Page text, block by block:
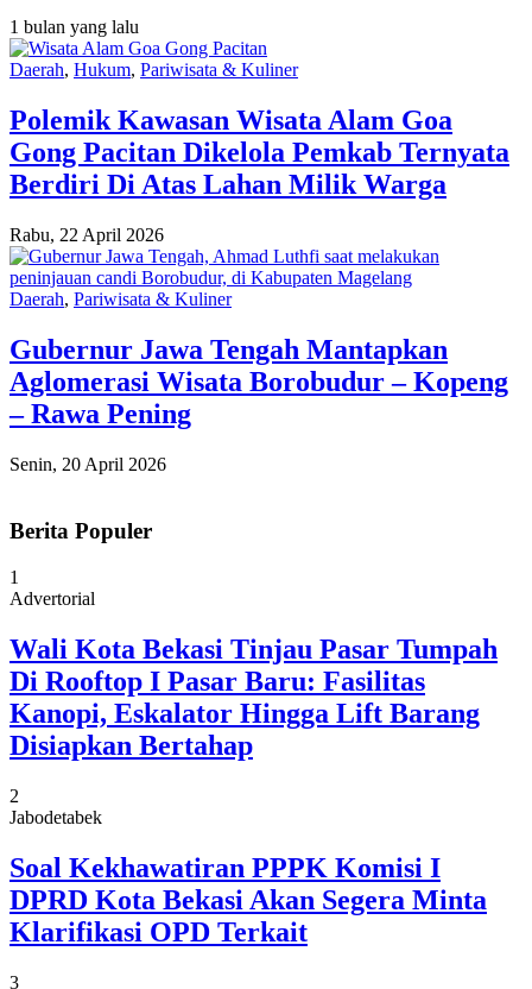
1 bulan yang lalu
Daerah, Hukum, Pariwisata & Kuliner
Polemik Kawasan Wisata Alam Goa
Gong Pacitan Dikelola Pemkab Ternyata
Berdiri Di Atas Lahan Milik Warga
Rabu, 22 April 2026
Daerah, Pariwisata & Kuliner
Gubernur Jawa Tengah Mantapkan
Aglomerasi Wisata Borobudur – Kopeng
– Rawa Pening
Senin, 20 April 2026
Berita Populer
1
Advertorial
Wali Kota Bekasi Tinjau Pasar Tumpah
Di Rooftop I Pasar Baru: Fasilitas
Kanopi, Eskalator Hingga Lift Barang
Disiapkan Bertahap
2
Jabodetabek
Soal Kekhawatiran PPPK Komisi I
DPRD Kota Bekasi Akan Segera Minta
Klarifikasi OPD Terkait
3